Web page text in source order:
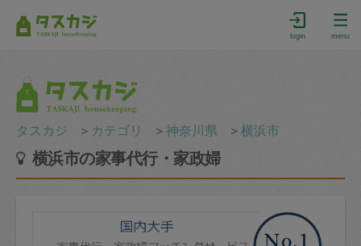
login menu
タスカジ ＞ カテゴリ ＞神奈川県 ＞横浜市
横浜市の家事代行・家政婦